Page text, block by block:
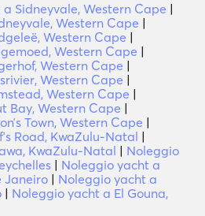
Sidneyvale, Western Cape |
Western Cape |
Western Cape |
Western Cape |
Western Cape |
Western Cape |
Western Cape |
Bay, Western Cape |
Town, Western Cape |
Road, KwaZulu-Natal |
KwaZulu-Natal | Noleggio
| Noleggio yacht a
Janeiro | Noleggio yacht a
| Noleggio yacht a El Gouna,